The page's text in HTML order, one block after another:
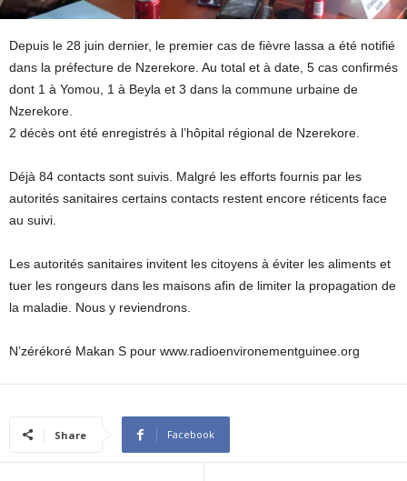
Depuis le 28 juin dernier, le premier cas de fièvre lassa a été notifié
dans la préfecture de Nzerekore. Au total et à date, 5 cas confirmés
dont 1 à Yomou, 1 à Beyla et 3 dans la commune urbaine de
Nzerekore.
2 décès ont été enregistrés à l’hôpital régional de Nzerekore.
Déjà 84 contacts sont suivis. Malgré les efforts fournis par les
autorités sanitaires certains contacts restent encore réticents face
au suivi.
Les autorités sanitaires invitent les citoyens à éviter les aliments et
tuer les rongeurs dans les maisons afin de limiter la propagation de
la maladie. Nous y reviendrons.
N’zérékoré Makan S pour www.radioenvironementguinee.org
Share Facebook